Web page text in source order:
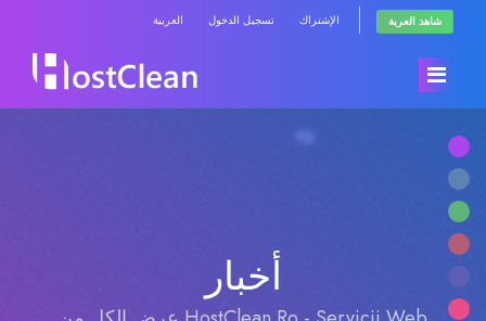
العربية تسجيل الدخول الإشتراك شاهد العربة
أخبار